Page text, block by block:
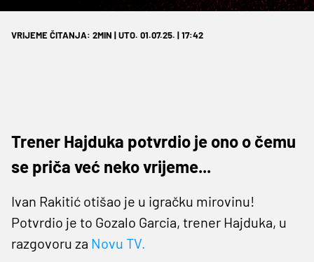
VRIJEME ČITANJA: 2MIN | UTO. 01.07.25. | 17:42
Trener Hajduka potvrdio je ono o čemu
se priča već neko vrijeme...
Ivan Rakitić otišao je u igračku mirovinu!
Potvrdio je to Gozalo Garcia, trener Hajduka, u
razgovoru za Novu TV.